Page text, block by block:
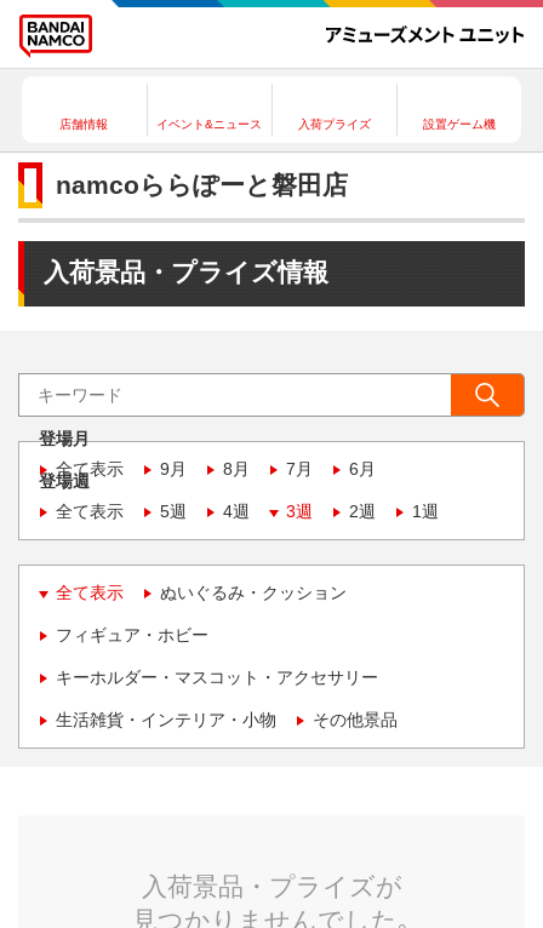
店舗情報 イベント&ニュース 入荷プライズ 設置ゲーム機
namcoららぽーと磐田店
入荷景品・プライズ情報
登場月
全て表示
9月 8月 7月 6月
登場週
全て表示
5週 4週 3週 2週 1週
全て表示 ぬいぐるみ・クッション
フィギュア・ホビー
キーホルダー・マスコット・アクセサリー
生活雑貨・インテリア・小物 その他景品